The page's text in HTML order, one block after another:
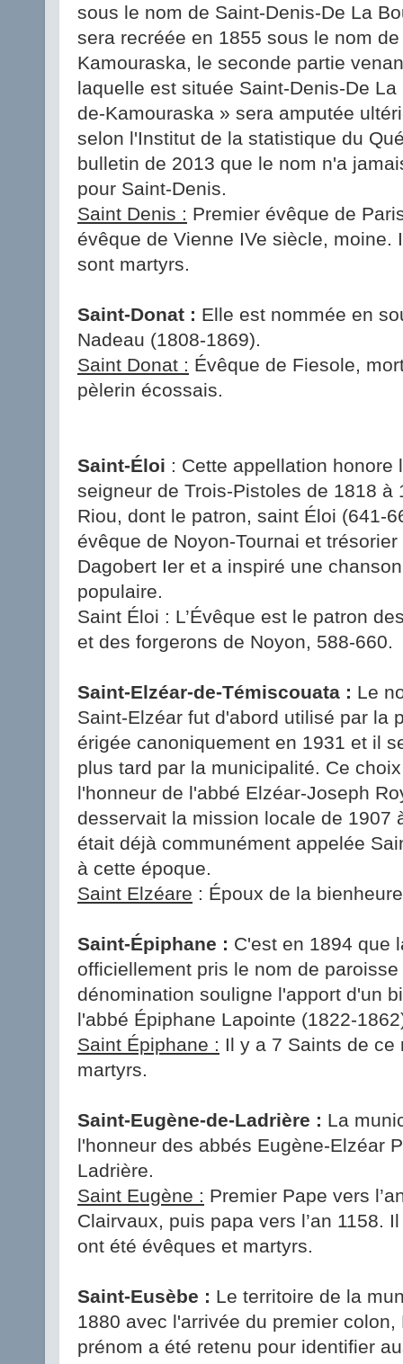
sous le nom de Saint-Denis-De La
sera recréée en 1855 sous le nom
Kamouraska, le seconde partie
laquelle est située Saint-Denis-De
de-Kamouraska » sera amputée
selon l'Institut de la statistique du
bulletin de 2013 que le nom n'a
pour Saint-Denis.
Saint Denis : Premier évêque de
évêque de Vienne IVe siècle, moine.
sont martyrs.
Saint-Donat : Elle est nommée en
Nadeau (1808-1869).
Saint Donat : Évêque de Fiesole,
pèlerin écossais.
Saint-Éloi : Cette appellation honore
seigneur de Trois-Pistoles de 1818 à
Riou, dont le patron, saint Éloi (641-
évêque de Noyon-Tournai et trésorier
Dagobert Ier et a inspiré une
populaire.
Saint Éloi : L’Évêque est le patron
et des forgerons de Noyon, 588-660.
Saint-Elzéar-de-Témiscouata : Le
Saint-Elzéar fut d'abord utilisé par la
érigée canoniquement en 1931 et il
plus tard par la municipalité. Ce
l'honneur de l'abbé Elzéar-Joseph
desservait la mission locale de 1907
était déjà communément appelée
à cette époque.
Saint Elzéare : Époux de la
Saint-Épiphane : C'est en 1894 que
officiellement pris le nom de
dénomination souligne l'apport d'un
l'abbé Épiphane Lapointe (1822-
Saint Épiphane : Il y a 7 Saints de
martyrs.
Saint-Eugène-de-Ladrière : La
l'honneur des abbés Eugène-Elzéar
Ladrière.
Saint Eugène : Premier Pape vers
Clairvaux, puis papa vers l’an 1158.
ont été évêques et martyrs.
Saint-Eusèbe : Le territoire de la
1880 avec l'arrivée du premier
prénom a été retenu pour identifier